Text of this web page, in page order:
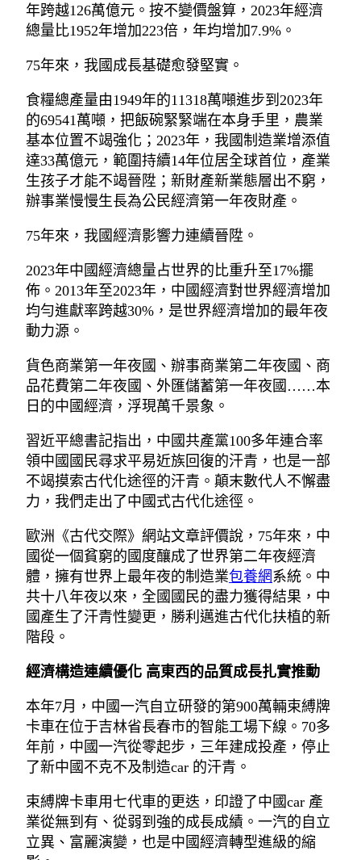
年跨越126萬億元。按不變價盤算，2023年經濟
總量比1952年增加223倍，年均增加7.9%。
75年來，我國成長基礎愈發堅實。
食糧總產量由1949年的11318萬噸進步到2023年
的69541萬噸，把飯碗緊緊端在本身手里，農業
基本位置不竭強化；2023年，我國制造業增添值
達33萬億元，範圍持續14年位居全球首位，產業
生孩子才能不竭晉陞；新財產新業態層出不窮，
辦事業慢慢生長為公民經濟第一年夜財產。
75年來，我國經濟影響力連續晉陞。
2023年中國經濟總量占世界的比重升至17%擺
佈。2013年至2023年，中國經濟對世界經濟增加
均勻進獻率跨越30%，是世界經濟增加的最年夜
動力源。
貨色商業第一年夜國、辦事商業第二年夜國、商
品花費第二年夜國、外匯儲蓄第一年夜國……本
日的中國經濟，浮現萬千景象。
習近平總書記指出，中國共產黨100多年連合率
領中國國民尋求平易近族回復的汗青，也是一部
不竭摸索古代化途徑的汗青。顛末數代人不懈盡
力，我們走出了中國式古代化途徑。
歐洲《古代交際》網站文章評價說，75年來，中
國從一個貧窮的國度釀成了世界第二年夜經濟
體，擁有世界上最年夜的制造業包養網系統。中
共十八年夜以來，全國國民的盡力獲得結果，中
國產生了汗青性變更，勝利邁進古代化扶植的新
階段。
經濟構造連續優化 高東西的品質成長扎實推動
本年7月，中國一汽自立研發的第900萬輛束縛牌
卡車在位于吉林省長春市的智能工場下線。70多
年前，中國一汽從零起步，三年建成投產，停止
了新中國不克不及制造car 的汗青。
束縛牌卡車用七代車的更迭，印證了中國car 產
業從無到有、從弱到強的成長成績。一汽的自立
立異、富麗演變，也是中國經濟轉型進級的縮